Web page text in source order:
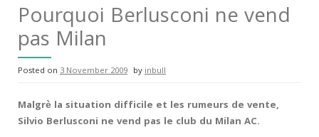
Pourquoi Berlusconi ne vend
pas Milan
Posted on 3 November 2009 byinbull
Malgrè la situation difficile et les rumeurs de vente,
Silvio Berlusconi ne vend pas le club du Milan AC.